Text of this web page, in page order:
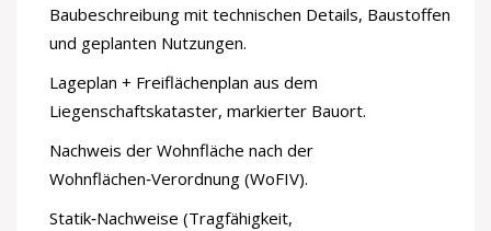
Baubeschreibung mit technischen Details, Baustoffen
und geplanten Nutzungen.
Lageplan + Freiflächenplan aus dem
Liegenschaftskataster, markierter Bauort.
Nachweis der Wohnfläche nach der
Wohnflächen‑Verordnung (WoFIV).
Statik‑Nachweise (Tragfähigkeit,